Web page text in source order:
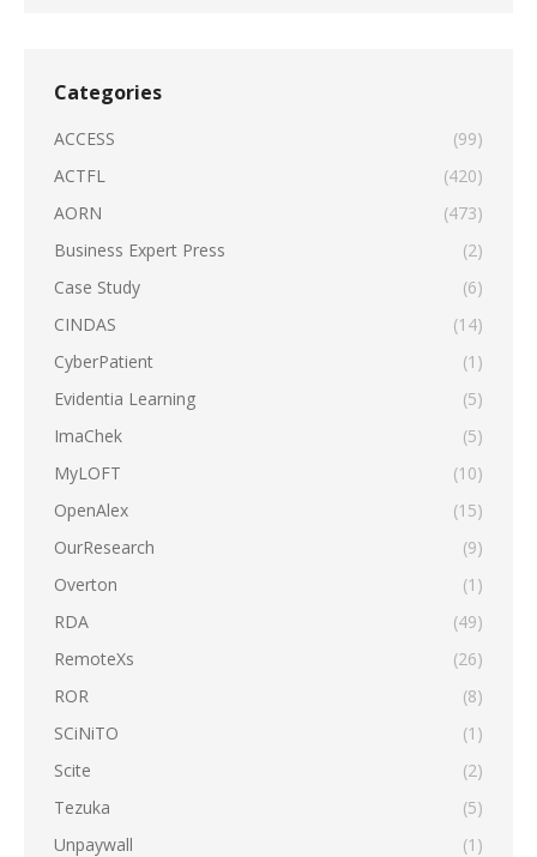
Categories
ACCESS
(99)
ACTFL
(420)
AORN
(473)
Business Expert Press
(2)
Case Study
(6)
CINDAS
(14)
CyberPatient
(1)
Evidentia Learning
(5)
ImaChek
(5)
MyLOFT
(10)
OpenAlex
(15)
OurResearch
(9)
Overton
(1)
RDA
(49)
RemoteXs
(26)
ROR
(8)
SCiNiTO
(1)
Scite
(2)
Tezuka
(5)
Unpaywall
(1)